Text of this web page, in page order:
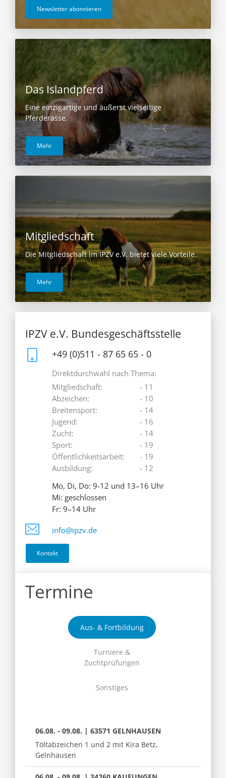
Newsletter abonnieren
Das Islandpferd
Eine einzigartige und äußerst vielseitige
Pferderasse.
Mehr
Mitgliedschaft
Die Mitgliedschaft im IPZV e.V. bietet viele Vorteile.
Mehr
IPZV e.V. Bundesgeschäftsstelle
+49 (0)511 - 87 65 65 - 0
Direktdurchwahl nach Thema:
Mitgliedschaft:
Abzeichen:
Breitensport:
Jugend:
Zucht:
Sport:
Öffentlichkeitsarbeit:
Ausbildung:
- 11
- 10
- 14
- 16
- 14
- 19
- 19
- 12
Mo, Di, Do: 9-12 und 13–16 Uhr
Mi: geschlossen
Fr: 9–14 Uhr
info@ipzv.de
Kontakt
Termine
Aus- & Fortbildung
Turniere &
Zuchtprüfungen
Sonstiges
06.08. - 09.08. | 63571 GELNHAUSEN
Töltabzeichen 1 und 2 mit Kira Betz,
Gelnhausen